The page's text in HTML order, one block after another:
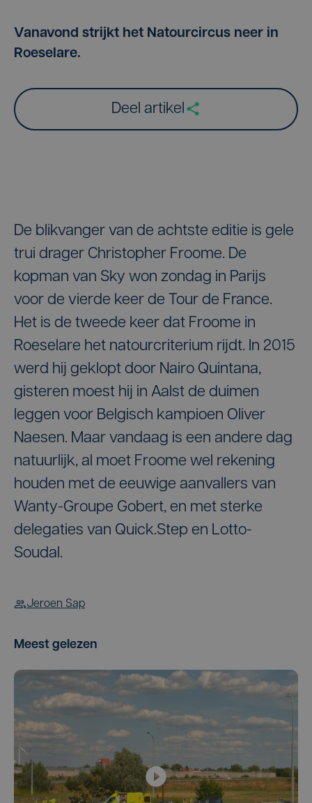
Vanavond strijkt het Natourcircus neer in
Roeselare.
Deel artikel
De blikvanger van de achtste editie is gele
trui drager Christopher Froome. De
kopman van Sky won zondag in Parijs
voor de vierde keer de Tour de France.
Het is de tweede keer dat Froome in
Roeselare het natourcriterium rijdt. In 2015
werd hij geklopt door Nairo Quintana,
gisteren moest hij in Aalst de duimen
leggen voor Belgisch kampioen Oliver
Naesen. Maar vandaag is een andere dag
natuurlijk, al moet Froome wel rekening
houden met de eeuwige aanvallers van
Wanty-Groupe Gobert, en met sterke
delegaties van Quick.Step en Lotto-
Soudal.
Jeroen Sap
Meest gelezen